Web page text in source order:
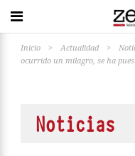
Inicio > Actualidad >
ocurrido un milagro, se ha
Noticias